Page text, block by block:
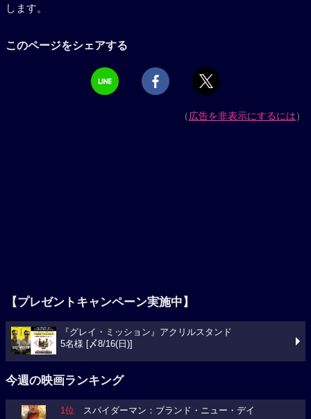
します。
このページをシェアする
（広告を非表示にするには）
【プレゼントキャンペーン実施中】
『グレイ・ミッション』アクリルスタンド
5名様 [〆8/16(日)]
今週の映画ランキング
1位 スパイダーマン：ブランド・ニュー・デイ